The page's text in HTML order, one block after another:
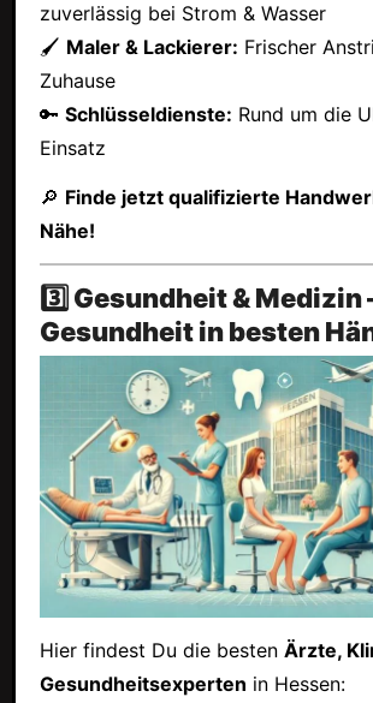
zuverlässig bei Strom & Wasser
🖌 Maler & Lackierer: Frischer
Zuhause
🔑 Schlüsseldienste: Rund um die
Einsatz
🔎 Finde jetzt qualifizierte
Nähe!
3️⃣ Gesundheit & Medizin
Gesundheit in besten
Hier findest Du die besten Ärzte,
Gesundheitsexperten in Hessen: